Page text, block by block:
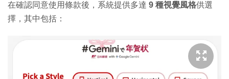
在確認同意使用條款後，系統提供多達 9 種視覺風格供選
擇，其中包括：